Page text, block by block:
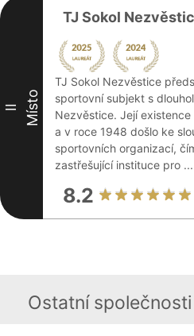
II Místo
TJ Sokol
TJ Sokol Nezvěstice
sportovní subjekt s
Nezvěstice. Její existence
a v roce 1948 došlo ke
sportovních organizací,
zastřešující instituce pro ...
8.2
Ostatní